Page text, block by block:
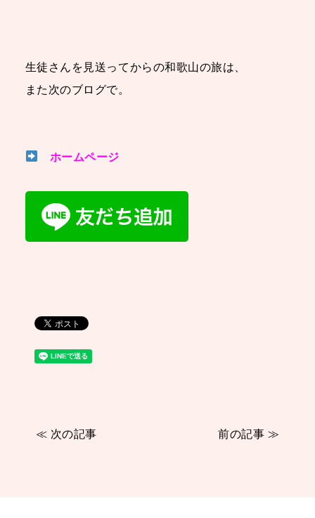
生徒さんを見送ってからの和歌山の旅は、
また次のブログで。
ホームページ
≪ 次の記事 前の記事 ≫